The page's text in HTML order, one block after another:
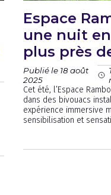
Espace
une nuit
plus près
Publié le 18 août
2025
Cet été, l’Espace
dans des bivouacs
expérience immersive
sensibilisation et